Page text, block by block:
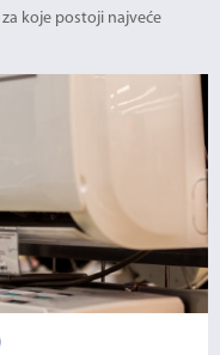
koje postoji najveće